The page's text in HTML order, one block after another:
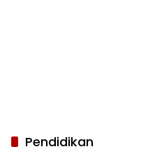
Pendidikan